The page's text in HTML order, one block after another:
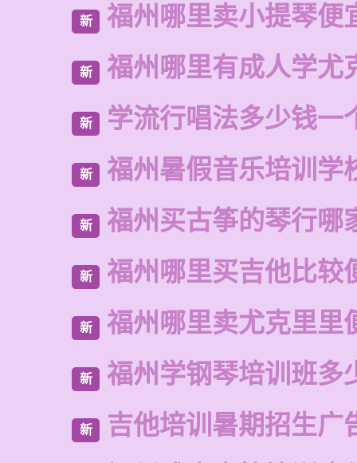
新 福州哪里卖小提琴便
新 福州哪里有成人学尤
新 学流行唱法多少钱一
新 福州暑假音乐培训学
新 福州买古筝的琴行哪
新 福州哪里买吉他比较
新 福州哪里卖尤克里里
新 福州学钢琴培训班多
新 吉他培训暑期招生广